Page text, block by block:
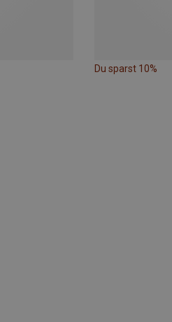
Du sparst 10%